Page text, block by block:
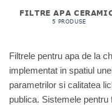
FILTRE APA
5 PRODUSE
Filtrele pentru apa de la
implementat in spatiul
parametrilor si calitatea
publica. Sistemele